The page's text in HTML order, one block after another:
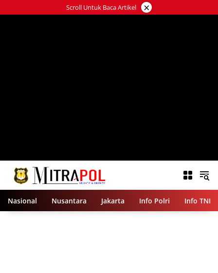
ke
Scroll Untuk Baca Artikel ×
Nasional Nusantara Jakarta Info Polri Info TNI